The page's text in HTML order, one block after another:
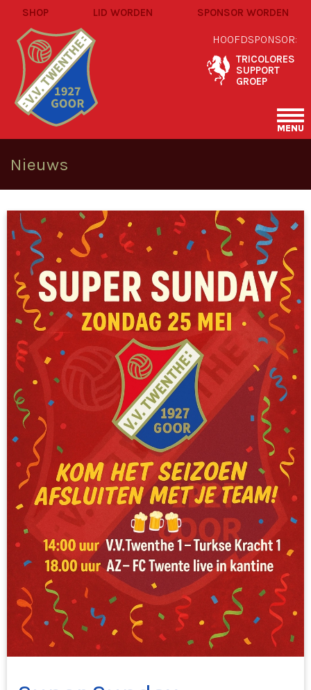
SHOP LID WORDEN SPONSOR WORDEN
HOOFDSPONSOR:
TRICOLORES
SUPPORT
GROEP
MENU
Nieuws